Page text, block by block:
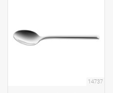
14737